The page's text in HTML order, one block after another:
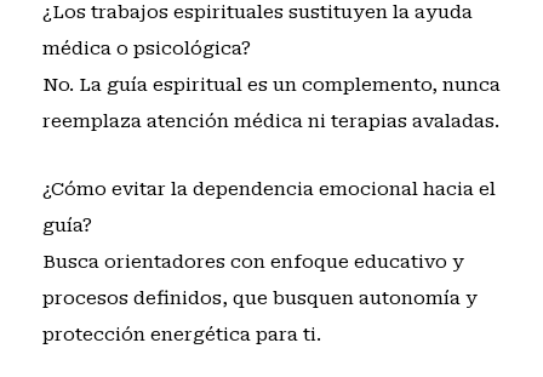
¿Los trabajos espirituales sustituyen la ayuda
médica o psicológica?
No. La guía espiritual es un complemento, nunca
reemplaza atención médica ni terapias avaladas.
¿Cómo evitar la dependencia emocional hacia el
guía?
Busca orientadores con enfoque educativo y
procesos definidos, que busquen autonomía y
protección energética para ti.